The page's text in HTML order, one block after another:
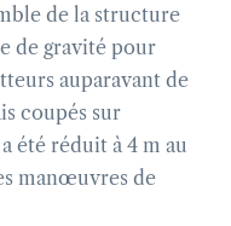
de la structure
de gravité pour
auparavant de
coupés sur
été réduit à 4 m au
manœuvres de